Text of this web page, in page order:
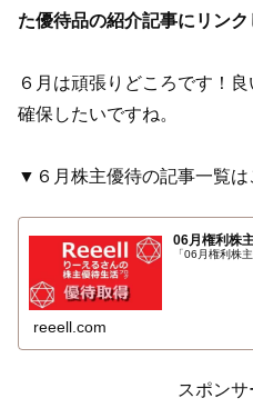
た優待品の紹介記事にリンク
６月は頑張りどころです！
確保したいですね。
▼６月株主優待の記事一覧は
06月権利株
「06月権利株
reeell.com
スポンサ